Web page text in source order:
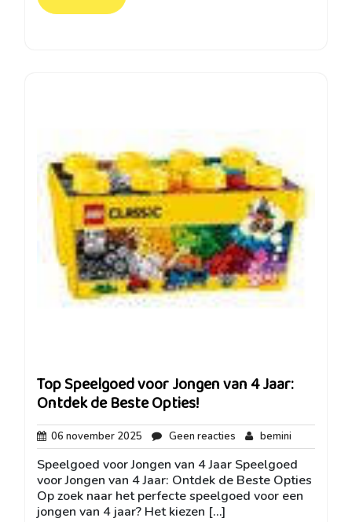
Top Speelgoed voor Jongen van 4 Jaar:
Ontdek de Beste Opties!
06 november 2025 06
november
2025
Geen reacties Geen
reacties
bemini
Speelgoed voor Jongen van 4 Jaar Speelgoed
voor Jongen van 4 Jaar: Ontdek de Beste Opties
Op zoek naar het perfecte speelgoed voor een
jongen van 4 jaar? Het kiezen […]